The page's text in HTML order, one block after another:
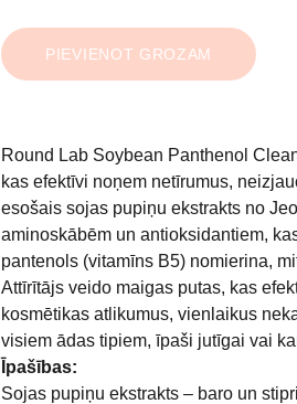
PIEVIENOT GROZAM
Round Lab Soybean Panthenol
kas efektīvi noņem netīrumus,
esošais sojas pupiņu ekstrakts no
aminoskābēm un antioksidantiem,
pantenols (vitamīns B5) nomierina,
Attīrītājs veido maigas putas, kas
kosmētikas atlikumus, vienlaikus
visiem ādas tipiem, īpaši jutīgai vai
Īpašības:
Sojas pupiņu ekstrakts – baro un